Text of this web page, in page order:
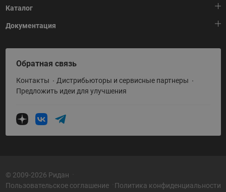
Каталог
Тепловая автоматика
Холодильная техника
Приводная техника
Промышленная автоматика
Теплообменное оборудование
Насосное оборудование
Документация
HeatPlatform (Тепловая платформа)
Полезные программы и инструменты
Условия поставки
Обратная связь
Контакты
Дистрибьюторы и сервисные партнеры
Предложить идеи для улучшения
© 2009-2026 Ридан
Пользовательское соглашение
Политика конфиденциальности